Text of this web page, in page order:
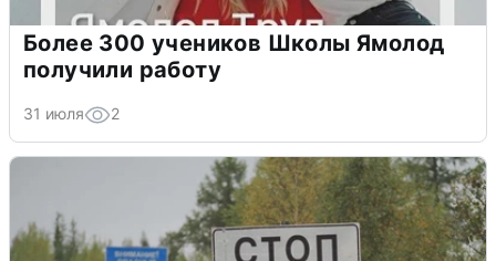
Более 300 учеников Школы Ямолод
получили работу
31 июля 2